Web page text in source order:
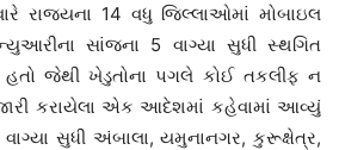
રાજ્યના 14 વધુ જિલ્લાઓમાં મોબાઇલ
સાંજના 5 વાગ્યા સુધી સ્થગિત
જેથી ખેડુતોના પગલે કોઈ તકલીફ ન
જારી કરાયેલા એક આદેશમાં કહેવામાં આવ્યું
સુધી અંબાલા, યમુનાનગર, કુરૂક્ષેત્ર,